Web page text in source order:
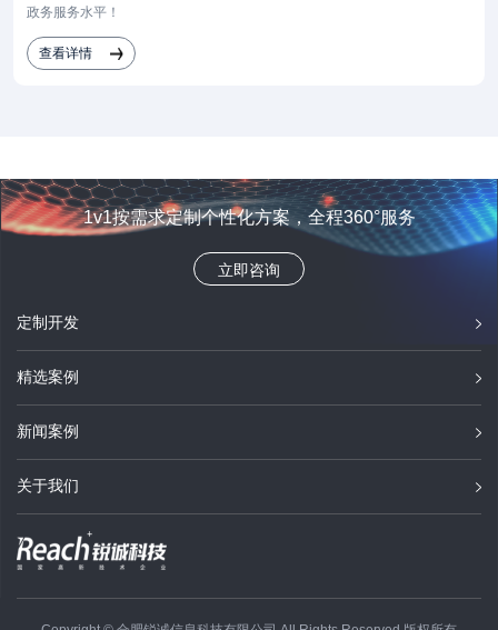
政务服务水平！
查看详情
1v1按需求定制个性化方案，全程360°服务
立即咨询
定制开发
精选案例
新闻案例
关于我们